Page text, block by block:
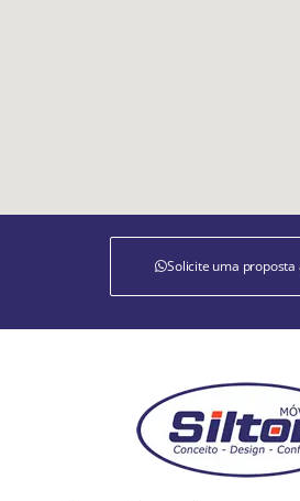
Solicite uma proposta